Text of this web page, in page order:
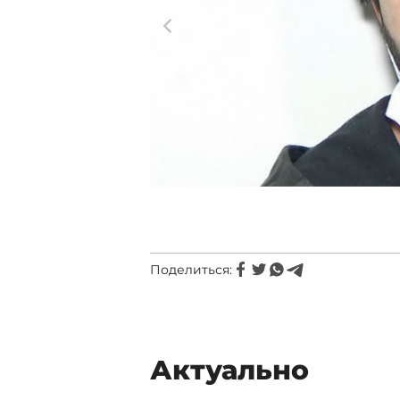
Поделиться:
Актуально